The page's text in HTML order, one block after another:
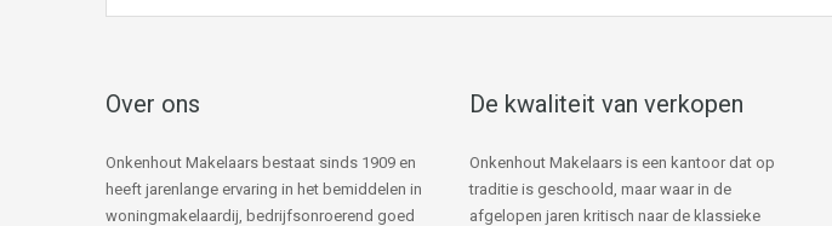
Over ons
Onkenhout Makelaars bestaat sinds 1909 en
heeft jarenlange ervaring in het bemiddelen in
woningmakelaardij, bedrijfsonroerend goed
De kwaliteit van verkopen
Onkenhout Makelaars is een kantoor dat op
traditie is geschoold, maar waar in de
afgelopen jaren kritisch naar de klassieke